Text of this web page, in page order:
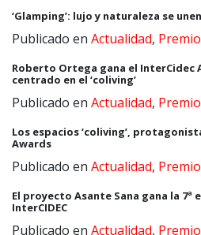
‘Glamping’: lujo y naturaleza se
Publicado en Actualidad,
Roberto Ortega gana el InterCidec
centrado en el ‘coliving’
Publicado en Actualidad,
Los espacios ‘coliving’,
Awards
Publicado en Actualidad,
El proyecto Asante Sana gana la 7ª
InterCIDEC
Publicado en Actualidad,